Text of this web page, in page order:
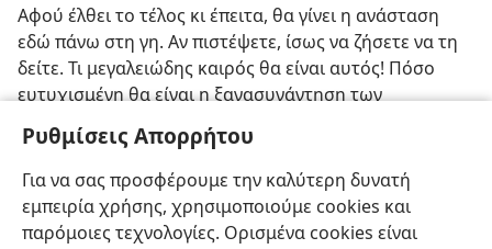
Ρυθμίσεις Απορρήτου
Για να σας προσφέρουμε την καλύτερη δυνατή
εμπειρία χρήσης, χρησιμοποιούμε cookies και
παρόμοιες τεχνολογίες. Ορισμένα cookies είναι
Αφού έλθει το τέλος κι έπειτα, θα γίνει η ανάσταση
εδώ πάνω στη γη. Αν πιστέψετε, ίσως να ζήσετε να τη
δείτε. Τι μεγαλειώδης καιρός θα είναι αυτός! Πόσο
ευτυχισμένη θα είναι η ξανασυνάντηση των
θα εκπληρωθεί η υπόσχεση: «Θέλει [ο Θεός] καταπίει
τον θάνατον εν νίκη· και Κύριος ο Θεός θέλει
σπογγίσει τα δάκρυα από πάντων των προσώπων.»—
Ησ. 25:8.